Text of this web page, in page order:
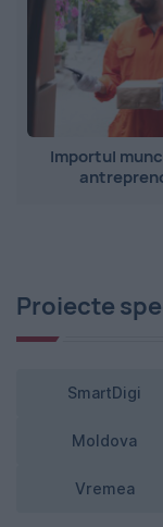
Importul
Proiecte
SmartDigi
Moldova
Vremea